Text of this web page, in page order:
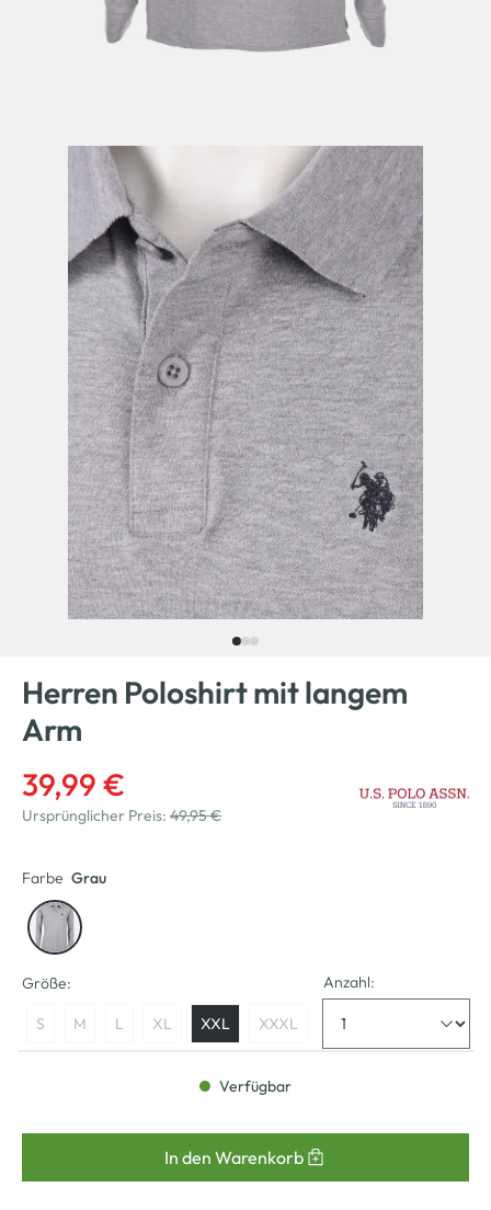
Herren Poloshirt mit langem
Arm
39,99 €
Ursprünglicher Preis: 49,95 €
Farbe Grau
Größe:
S M L XL XXL XXXL
Anzahl:
Verfügbar
In den Warenkorb